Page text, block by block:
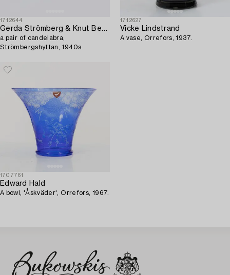
1712644
Gerda Strömberg & Knut Bergqvist,
a pair of candelabra,
Strömbergshyttan, 1940s.
1712627
Vicke Lindstrand
A vase, Orrefors, 1937.
1707761
Edward Hald
A bowl, 'Åskväder', Orrefors, 1967.